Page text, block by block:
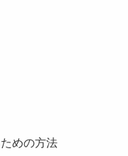
めの方法